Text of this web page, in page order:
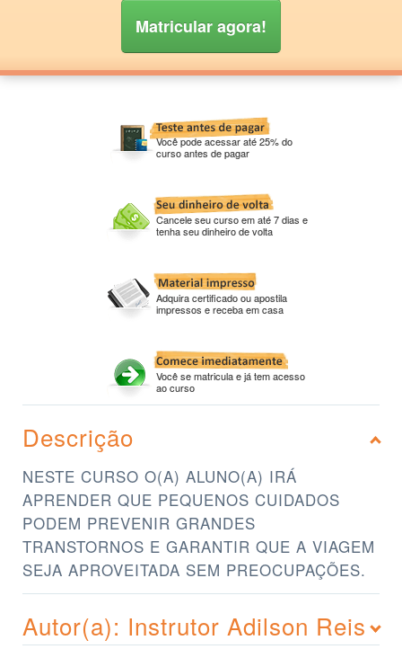
Matricular agora!
Você pode acessar até 25% do
curso antes de pagar
Cancele seu curso em até 7 dias e
tenha seu dinheiro de volta
Adquira certificado ou apostila
impressos e receba em casa
Você se matricula e já tem acesso
ao curso
Descrição
NESTE CURSO O(A) ALUNO(A) IRÁ
APRENDER QUE PEQUENOS CUIDADOS
PODEM PREVENIR GRANDES
TRANSTORNOS E GARANTIR QUE A VIAGEM
SEJA APROVEITADA SEM PREOCUPAÇÕES.
Autor(a): Instrutor Adilson Reis